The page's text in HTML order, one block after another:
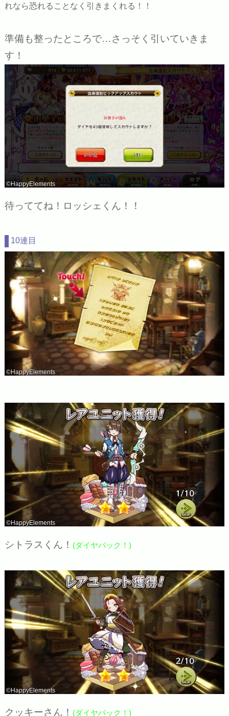
れなら恐れることなく引きまくれる！！
準備も整ったところで…さっそく引いていきま
す！
©HappyElements
待っててね！ロッシェくん！！
10連目
©HappyElements
©HappyElements
シトラスくん！ (ダイヤバック！)
©HappyElements
クッキーさん！ (ダイヤバック！)